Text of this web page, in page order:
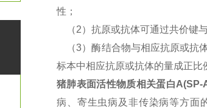
性；
（2）抗原或抗体可通过共价键
（3）酶结合物与相应抗原或
标本中相应抗原或抗体的量成正比
猪肺表面活性物质相关蛋白A(SP-
病、寄生虫病及非传染病等方面